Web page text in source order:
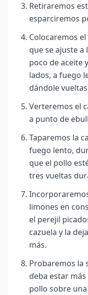
Retiraremos
esparciremos
Colocaremos
que se ajuste
poco de aceite
lados, a fuego
dándole
Verteremos el
a punto de
Taparemos la
fuego lento,
que el pollo
tres vueltas
limones en
el perejil
cazuela y la
más.
Probaremos la
deba estar
pollo sobre